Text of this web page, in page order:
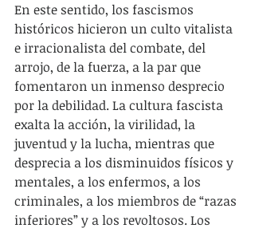
En este sentido, los fascismos
históricos hicieron un culto vitalista
e irracionalista del combate, del
arrojo, de la fuerza, a la par que
fomentaron un inmenso desprecio
por la debilidad. La cultura fascista
exalta la acción, la virilidad, la
juventud y la lucha, mientras que
desprecia a los disminuidos físicos y
mentales, a los enfermos, a los
criminales, a los miembros de “razas
inferiores” y a los revoltosos. Los